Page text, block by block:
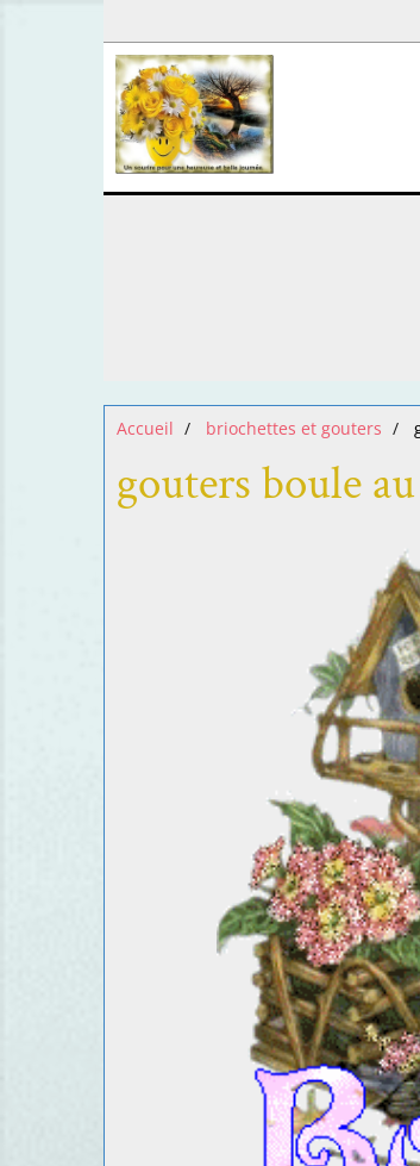
Accueil briochettes et gouters
gouters boule